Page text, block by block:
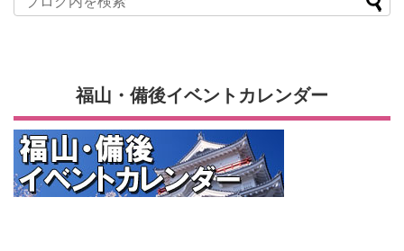
福山・備後イベントカレンダー